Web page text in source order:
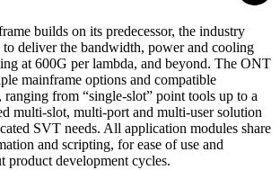
builds on its predecessor, the industry
deliver the bandwidth, power and cooling
at 600G per lambda, and beyond. The ONT
mainframe options and compatible
ranging from “single-slot” point tools up to a
multi-slot, multi-port and multi-user solution
SVT needs. All application modules share
and scripting, for ease of use and
product development cycles.